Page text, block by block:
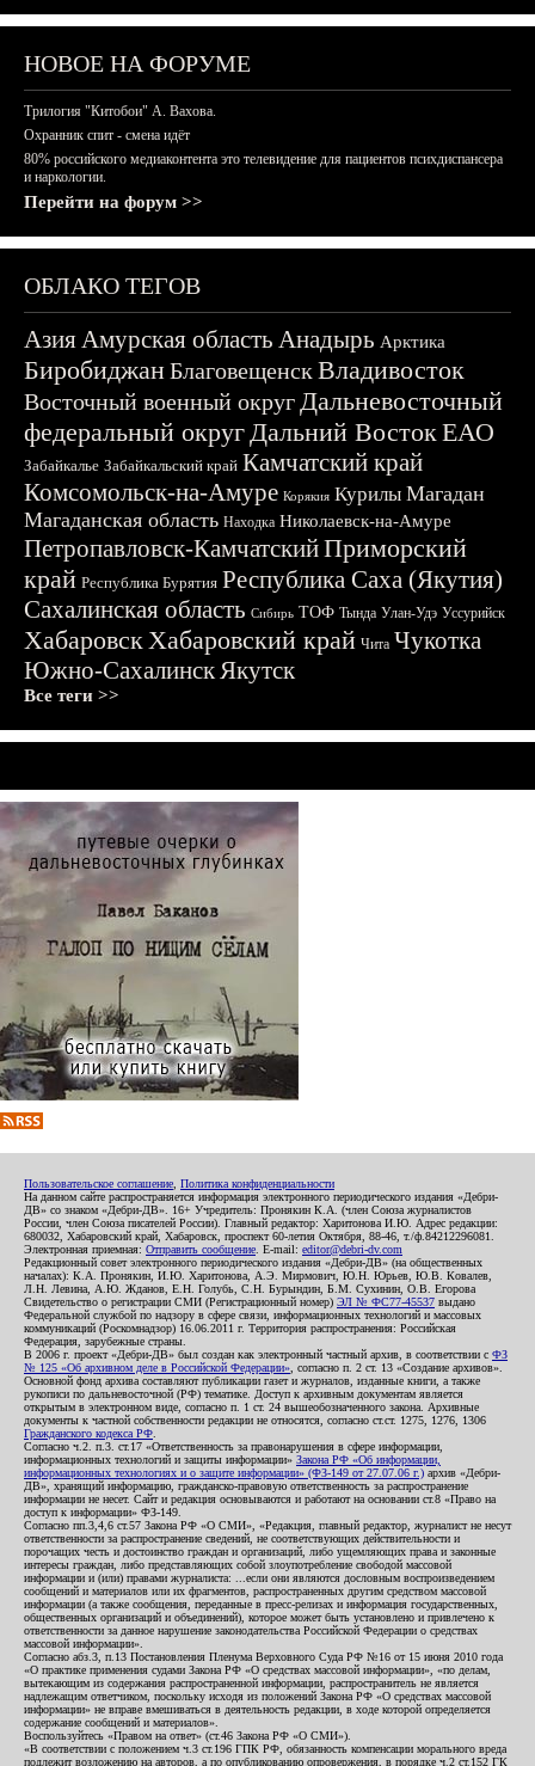
НОВОЕ НА ФОРУМЕ
Трилогия "Китобои" А. Вахова.
Охранник спит - смена идёт
80% российского медиаконтента это телевидение для пациентов психдиспансера
и наркологии.
Перейти на форум >>
ОБЛАКО ТЕГОВ
АзияАмурская область Анадырь Арктика
БиробиджанБлаговещенскВладивосток
Восточный военный округДальневосточный
федеральный округДальний ВостокЕАО
Забайкалье Забайкальский край Камчатский край
Комсомольск-на-Амуре Корякия Курилы Магадан
Магаданская область Находка Николаевск-на-Амуре
Петропавловск-КамчатскийПриморский
край Республика Бурятия Республика Саха (Якутия)
Сахалинская область Сибирь ТОФ Тында Улан-Удэ Уссурийск
ХабаровскХабаровский край Чита Чукотка
Южно-СахалинскЯкутск
Все теги >>
Пользовательское соглашение Политика конфиденциальности
На данном сайте распространяется информация электронного периодического издания «Дебри-
ДВ» со знаком «Дебри-ДВ». 16+ Учредитель: Пронякин К.А. (член Союза журналистов
России, член Союза писателей России). Главный редактор: Харитонова И.Ю. Адрес редакции:
680032, Хабаровский край, Хабаровск, проспект 60-летия Октября, 88-46, т./ф.84212296081.
Электронная приемная: Отправить сообщение . E-mail: editor@debri-dv.com
Редакционный совет электронного периодического издания «Дебри-ДВ» (на общественных
началах): К.А. Пронякин, И.Ю. Харитонова, А.Э. Мирмович, Ю.Н. Юрьев, Ю.В. Ковалев,
Л.Н. Левина, А.Ю. Жданов, Е.Н. Голубь, С.Н. Бурындин, Б.М. Сухинин, О.В. Егорова
Свидетельство о регистрации СМИ (Регистрационный номер) ЭЛ № ФС77-45537 выдано
Федеральной службой по надзору в сфере связи, информационных технологий и массовых
коммуникаций (Роскомнадзор) 16.06.2011 г. Территория распространения: Российская
Федерация, зарубежные страны.
В 2006 г. проект «Дебри-ДВ» был создан как электронный частный архив, в соответствии с ФЗ
№ 125 «Об архивном деле в Российской Федерации» , согласно п. 2 ст. 13 «Создание архивов».
Основной фонд архива составляют публикации газет и журналов, изданные книги, а также
рукописи по дальневосточной (РФ) тематике. Доступ к архивным документам является
открытым в электронном виде, согласно п. 1 ст. 24 вышеобозначенного закона. Архивные
документы к частной собственности редакции не относятся, согласно ст.ст. 1275, 1276, 1306
Гражданского кодекса РФ
Согласно ч.2. п.3. ст.17 «Ответственность за правонарушения в сфере информации,
информационных технологий и защиты информации» Закона РФ «Об информации,
информационных технологиях и о защите информации» (ФЗ-149 от 27.07.06 г.) архив «Дебри-
ДВ», хранящий информацию, гражданско-правовую ответственность за распространение
информации не несет. Сайт и редакция основываются и работают на основании ст.8 «Право на
доступ к информации» ФЗ-149.
Согласно пп.3,4,6 ст.57 Закона РФ «О СМИ», «Редакция, главный редактор, журналист не несут
ответственности за распространение сведений, не соответствующих действительности и
порочащих честь и достоинство граждан и организаций, либо ущемляющих права и законные
интересы граждан, либо представляющих собой злоупотребление свободой массовой
информации и (или) правами журналиста: ...если они являются дословным воспроизведением
сообщений и материалов или их фрагментов, распространенных другим средством массовой
информации (а также сообщения, переданные в пресс-релизах и информация государственных,
общественных организаций и объединений), которое может быть установлено и привлечено к
ответственности за данное нарушение законодательства Российской Федерации о средствах
массовой информации».
Согласно абз.3, п.13 Постановления Пленума Верховного Суда РФ №16 от 15 июня 2010 года
«О практике применения судами Закона РФ «О средствах массовой информации», «по делам,
вытекающим из содержания распространенной информации, распространитель не является
надлежащим ответчиком, поскольку исходя из положений Закона РФ «О средствах массовой
информации» не вправе вмешиваться в деятельность редакции, в ходе которой определяется
содержание сообщений и материалов».
Воспользуйтесь «Правом на ответ» (ст.46 Закона РФ «О СМИ»).
«В соответствии с положением ч.3 ст.196 ГПК РФ, обязанность компенсации морального вреда
подлежит возложению на авторов, а по опубликованию опровержения, в порядке ч.2 ст.152 ГК